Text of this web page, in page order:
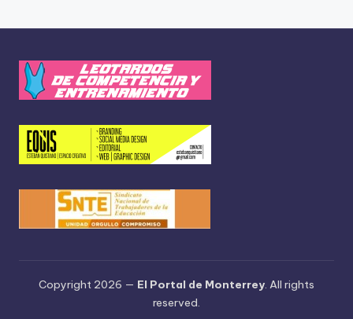
Copyright 2026 — El Portal de Monterrey. All rights
reserved.